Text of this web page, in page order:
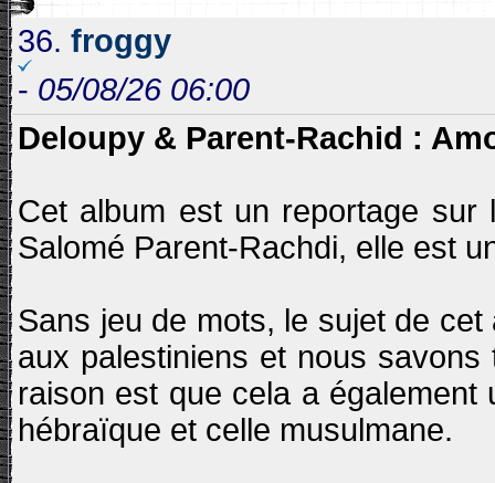
36. froggy
- 05/08/26 06:00
Deloupy & Parent-Rachid :
Cet album est un reportage
Salomé Parent-Rachdi, elle est
Sans jeu de mots, le sujet de
aux palestiniens et nous
raison est que cela a
hébraïque et celle musulmane.